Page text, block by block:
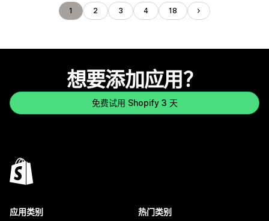
1 2 3 4 18
想要添加应用？
免费试用 Shopify 3 天
应用类别 热门类别